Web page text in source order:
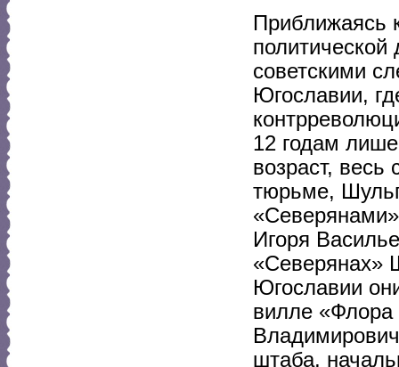
Приближаясь
политической
советскими
Югославии,
12 годам
возраст,
тюрьме,
Игоря
«Северянах»
Югославии
вилле
штаба,